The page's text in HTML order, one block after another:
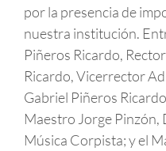
por la presencia de
nuestra institución.
Piñeros Ricardo,
Ricardo, Vicerrector
Gabriel Piñeros
Maestro Jorge Pinzón,
Música Corpista; y el